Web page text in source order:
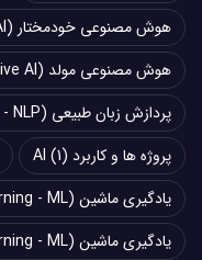
هوش مصنوعی خودمختار (Autonomous AI)
هوش مصنوعی مولد (Generative AI)
پردازش زبان طبیعی (Natural Language Processing - NLP)
پروژه ها و کاربرد AI (1)
یادگیری ماشین (Machine Learning - ML)
یادگیری ماشین (Machine Learning - ML)